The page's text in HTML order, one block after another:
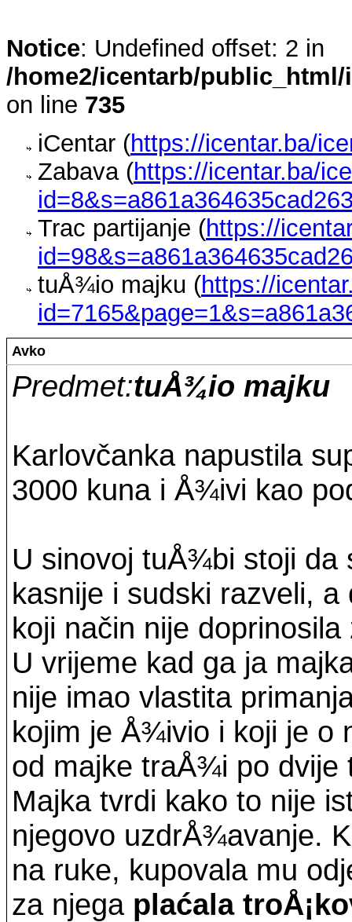
Notice: Undefined offset: 2 in
/home2/icentarb/
on line 735
iCentar (https://icentar.ba/
Zabava (https://icentar.ba/
Trac partijanje (https://
tuÅ¾io majku (https://
Avko
Predmet:tuÅ¾io majku
Karlovčanka napustila
3000 kuna i Å¾ivi kao
U sinovoj tuÅ¾bi stoji da
kasnije i sudski razveli,
koji način nije
U vrijeme kad ga ja
nije imao vlastita
kojim je Å¾ivio i koji je o
od majke traÅ¾i po dvije
Majka tvrdi kako to nije
njegovo uzdrÅ¾avanje.
na ruke, kupovala mu
za njega plaćala